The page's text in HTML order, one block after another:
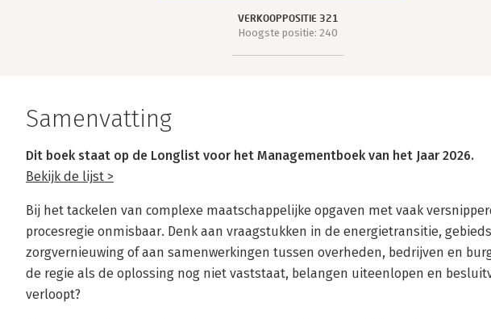
VERKOOPPOSITIE 321
Hoogste positie: 240
Samenvatting
Dit boek staat op de Longlist voor het Managementboek van het Jaar 2026.
Bekijk de lijst >
Bij het tackelen van complexe maatschappelijke opgaven met vaak
procesregie onmisbaar. Denk aan vraagstukken in de energietransitie,
zorgvernieuwing of aan samenwerkingen tussen overheden, bedrijven en
de regie als de oplossing nog niet vaststaat, belangen uiteenlopen en
verloopt?